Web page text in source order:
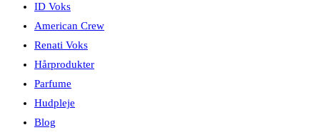
ID Voks
American Crew
Renati Voks
Hårprodukter
Parfume
Hudpleje
Blog